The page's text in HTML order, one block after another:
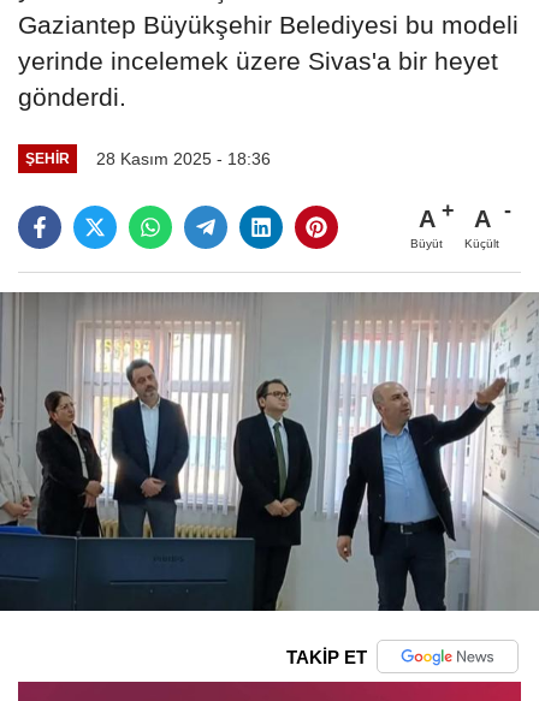
Gaziantep Büyükşehir Belediyesi bu modeli
yerinde incelemek üzere Sivas'a bir heyet
gönderdi.
ŞEHIR 28 Kasım 2025 - 18:36
A
Büyüt
A
Küçült
TAKİP ET